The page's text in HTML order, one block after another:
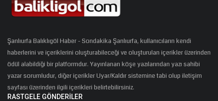
Şanlıurfa Balıklıgöl Haber - Sondakika Şanlıurfa, kullanıcıların kendi
haberlerini ve içeriklerini oluşturabileceği ve oluşturulan içerikler üzerinden
ödül alabildiği bir platformdur. Yayınlanan köşe yazılarından yazı sahibi
yazar sorumludur, diğer içerikler Uyar/Kaldır sistemine tabi olup iletişim
sayfası üzerinden ilgili içerikleri belirtebilirsiniz.
RASTGELE GÖNDERILER